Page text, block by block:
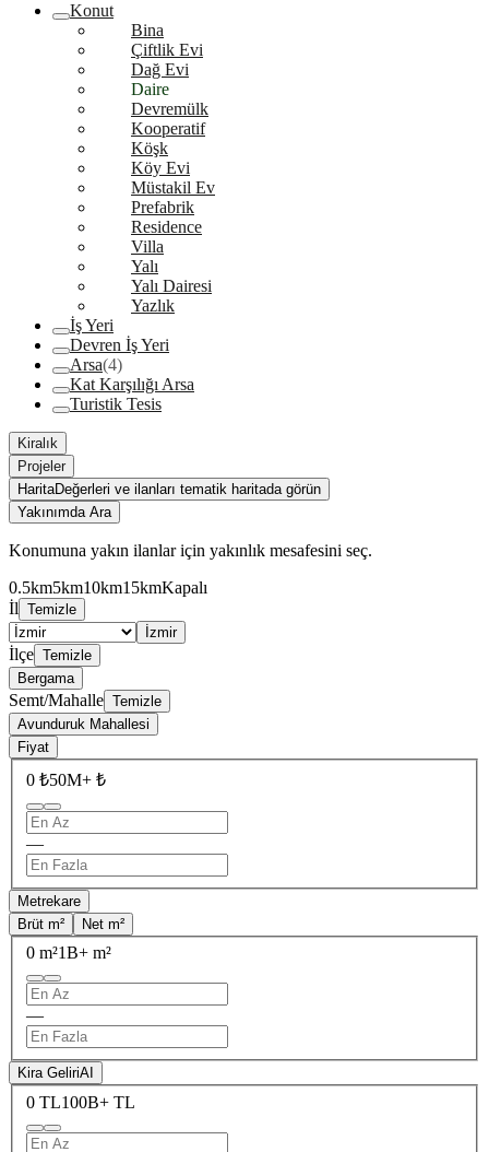
Konut
Bina
Çiftlik Evi
Dağ Evi
Daire
Devremülk
Kooperatif
Köşk
Köy Evi
Müstakil Ev
Prefabrik
Residence
Villa
Yalı
Yalı Dairesi
Yazlık
İş Yeri
Devren İş Yeri
Arsa(4)
Kat Karşılığı Arsa
Turistik Tesis
Kiralık
Projeler
HaritaDeğerleri ve ilanları tematik haritada görün
Yakınımda Ara
Konumuna yakın ilanlar için yakınlık mesafesini seç.
0.5km5km10km15kmKapalı
İl Temizle
İzmir
İlçe Temizle
Bergama
Semt/Mahalle Temizle
Avunduruk Mahallesi
Fiyat
0 ₺50M+ ₺
—
Metrekare
Brüt m²
Net m²
0 m²1B+ m²
—
Kira GeliriAI
0 TL100B+ TL